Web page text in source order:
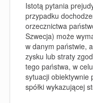
Istotą pytania
przypadku
orzecznictwa
Szwecja) może
w danym państwie,
zysku lub straty
tego państwa, w
sytuacji obiektywnie
spółki wykazującej